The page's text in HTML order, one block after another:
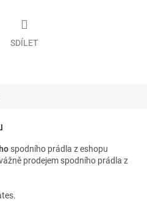
SDÍLET
spodního prádla z eshopu
prodejem spodního prádla z